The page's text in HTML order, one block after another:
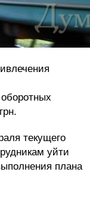
текущего
уйти
плана